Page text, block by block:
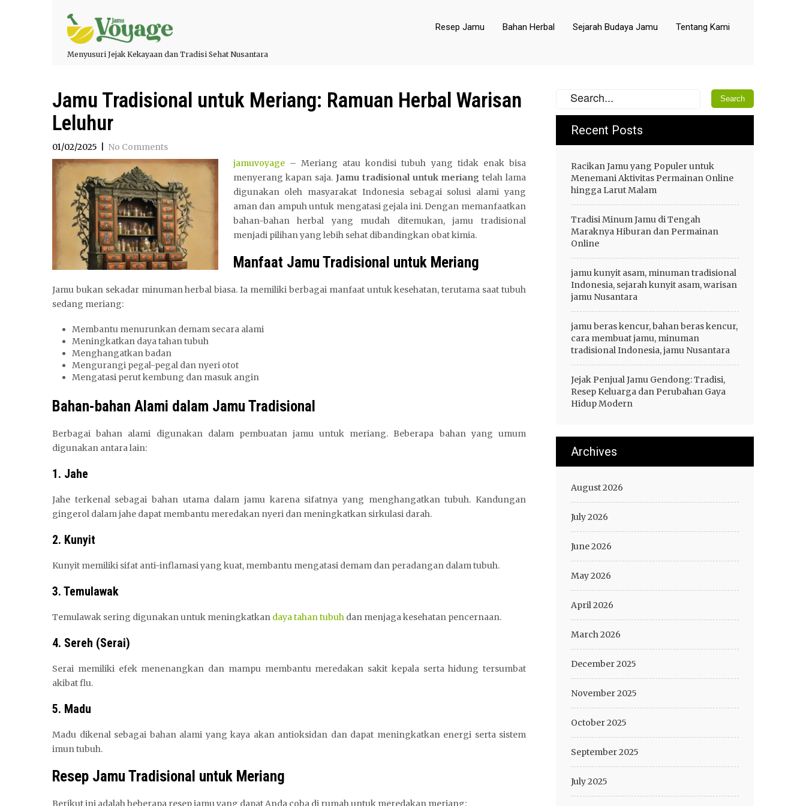
Menyusuri Jejak Kekayaan dan Tradisi Sehat Nusantara
Resep Jamu Bahan Herbal Sejarah Budaya Jamu Tentang Kami
Jamu Tradisional untuk Meriang: Ramuan Herbal Warisan
Leluhur
01/02/2025
No Comments
jamuvoyage– Meriang atau kondisi tubuh yang tidak enak bisa
menyerang kapan saja. Jamu tradisional untuk meriang telah lama
digunakan oleh masyarakat Indonesia sebagai solusi alami yang
aman dan ampuh untuk mengatasi gejala ini. Dengan memanfaatkan
bahan-bahan herbal yang mudah ditemukan, jamu tradisional
menjadi pilihan yang lebih sehat dibandingkan obat kimia.
Manfaat Jamu Tradisional untuk Meriang
Jamu bukan sekadar minuman herbal biasa. Ia memiliki berbagai manfaat untuk kesehatan, terutama saat tubuh
sedang meriang:
Membantu menurunkan demam secara alami
Meningkatkan daya tahan tubuh
Menghangatkan badan
Mengurangi pegal-pegal dan nyeri otot
Mengatasi perut kembung dan masuk angin
Bahan-bahan Alami dalam Jamu Tradisional
Berbagai bahan alami digunakan dalam pembuatan jamu untuk meriang. Beberapa bahan yang umum
digunakan antara lain:
1. Jahe
Jahe terkenal sebagai bahan utama dalam jamu karena sifatnya yang menghangatkan tubuh. Kandungan
gingerol dalam jahe dapat membantu meredakan nyeri dan meningkatkan sirkulasi darah.
2. Kunyit
Kunyit memiliki sifat anti-inflamasi yang kuat, membantu mengatasi demam dan peradangan dalam tubuh.
3. Temulawak
Temulawak sering digunakan untuk meningkatkan daya tahan tubuh dan menjaga kesehatan pencernaan.
4. Sereh (Serai)
Serai memiliki efek menenangkan dan mampu membantu meredakan sakit kepala serta hidung tersumbat
akibat flu.
5. Madu
Madu dikenal sebagai bahan alami yang kaya akan antioksidan dan dapat meningkatkan energi serta sistem
imun tubuh.
Resep Jamu Tradisional untuk Meriang
Berikut ini adalah beberapa resep jamu yang dapat Anda coba di rumah untuk meredakan meriang:
Recent Posts
Racikan Jamu yang Populer untuk
Menemani Aktivitas Permainan Online
hingga Larut Malam
Tradisi Minum Jamu di Tengah
Maraknya Hiburan dan Permainan
Online
jamu kunyit asam, minuman tradisional
Indonesia, sejarah kunyit asam, warisan
jamu Nusantara
jamu beras kencur, bahan beras kencur,
cara membuat jamu, minuman
tradisional Indonesia, jamu Nusantara
Jejak Penjual Jamu Gendong: Tradisi,
Resep Keluarga dan Perubahan Gaya
Hidup Modern
Archives
August 2026
July 2026
June 2026
May 2026
April 2026
March 2026
December 2025
November 2025
October 2025
September 2025
July 2025